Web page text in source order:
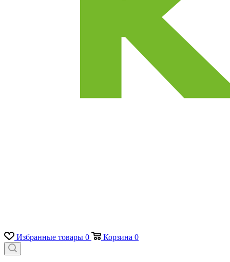
Избранные товары 0 Корзина 0